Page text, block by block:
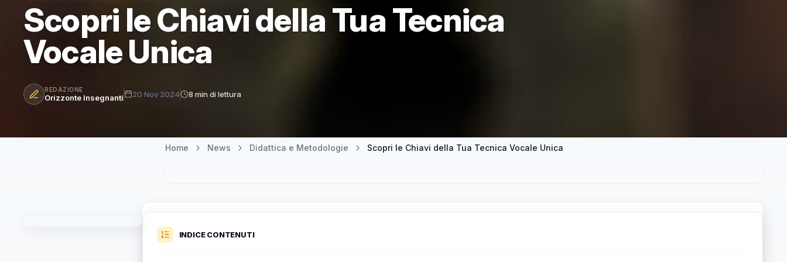
Scopri le Chiavi della Tua Tecnica
Vocale Unica
REDAZIONE
Orizzonte Insegnanti 20 Nov 2024 8 min di lettura
Home News Didattica e Metodologie Scopri le Chiavi della Tua Tecnica Vocale Unica
INDICE CONTENUTI